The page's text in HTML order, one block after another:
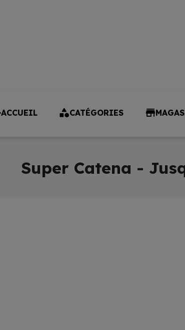
ACCUEIL CATÉGORIES
Super Catena -